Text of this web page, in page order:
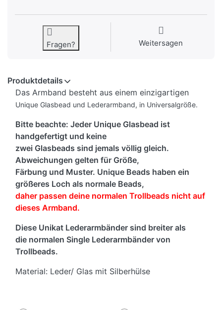
Fragen? Weitersagen
Produktdetails
Das Armband besteht aus einem einzigartigen
Unique Glasbead und Lederarmband, in Universalgröße.
Bitte beachte: Jeder Unique Glasbead ist
handgefertigt und keine
zwei Glasbeads sind jemals völlig gleich.
Abweichungen gelten für Größe,
Färbung und Muster. Unique Beads haben ein
größeres Loch als normale Beads,
daher passen deine normalen Trollbeads nicht auf
dieses Armband.
Diese Unikat Lederarmbänder sind breiter als
die normalen Single Lederarmbänder von
Trollbeads.
Material: Leder/ Glas mit Silberhülse